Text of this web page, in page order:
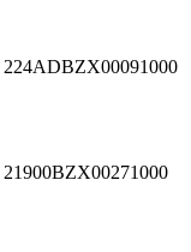
224ADBZX00091000
21900BZX00271000